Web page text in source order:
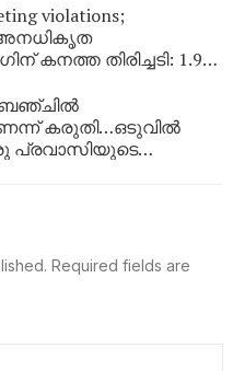
violations;
കനത്ത തിരിച്ചടി: 1.9
കരുതി…ഒടുവിൽ
പ്രവാസിയുടെ
കണ്ണീരോടെ മകൾ
Required fields are